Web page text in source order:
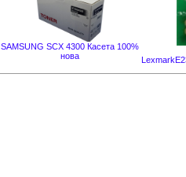
SAMSUNG SCX 4300 Касета 100%
нова